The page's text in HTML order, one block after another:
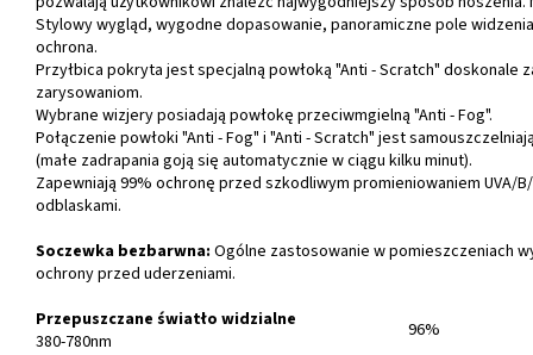
Stylowy wygląd, wygodne dopasowanie, panoramiczne pole
ochrona.
Przyłbica pokryta jest specjalną powłoką "Anti - Scratch" doskonale
zarysowaniom.
Wybrane wizjery posiadają powłokę przeciwmgielną "Anti - Fog".
Połączenie powłoki "Anti - Fog" i "Anti - Scratch" jest
(małe zadrapania goją się automatycznie w ciągu kilku minut).
Zapewniają 99% ochronę przed szkodliwym promieniowaniem UVA/
odblaskami.
Soczewka bezbarwna: Ogólne zastosowanie w pomieszczeniach
ochrony przed uderzeniami.
Przepuszczane światło widzialne
380-780nm
96%